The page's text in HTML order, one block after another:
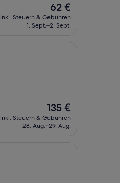
Der
Preis
beträgt
62 €
inkl. Steuern & Gebühren
1. Sept.–2. Sept.
Der
Preis
beträgt
135 €
inkl. Steuern & Gebühren
28. Aug.–29. Aug.